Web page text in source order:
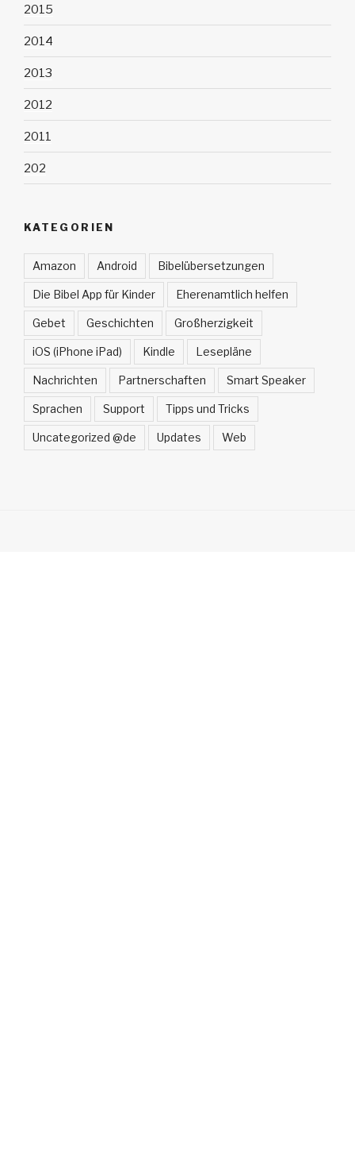
2015
2014
2013
2012
2011
202
KATEGORIEN
Amazon Android Bibelübersetzungen
Die Bibel App für Kinder Eherenamtlich helfen
Gebet Geschichten Großherzigkeit
iOS (iPhone iPad) Kindle Lesepläne
Nachrichten Partnerschaften Smart Speaker
Sprachen Support Tipps und Tricks
Uncategorized @de Updates Web